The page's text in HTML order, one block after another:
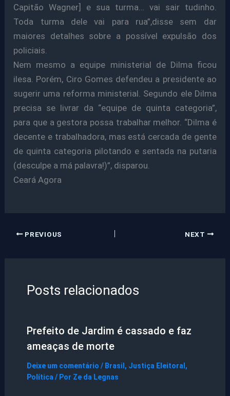
Capitão Wagner] e sua turma… vai sair tudinho.
Toda turma dele vai para rua”,disse sem dar
maiores detalhes sobre a possível expulsão dos
policiais.
Nem mesmo a equipe ministerial de Dilma ficou
ilesa. Porém, Ciro Gomes defendeu a presidente ao
sugerir uma reforma ministerial. Segundo ele Dilma
precisa se livrar da “equipe de quinta categoria”,
para que a gestora possa trabalhar melhor. “Dilma é
decente e trabalhadora, mas está cercada de gente
de quinta categoria pilotando e sentada na putaria
(desculpe a má palavra!)”, disparou.
Ceará Agora
PREVIOUS NEXT
Posts relacionados
Prefeito de Jardim é cassado e faz
ameaças de morte
Deixe um comentário / Brasil, Justiça Eleitoral,
Política / Por Ze da Legnas